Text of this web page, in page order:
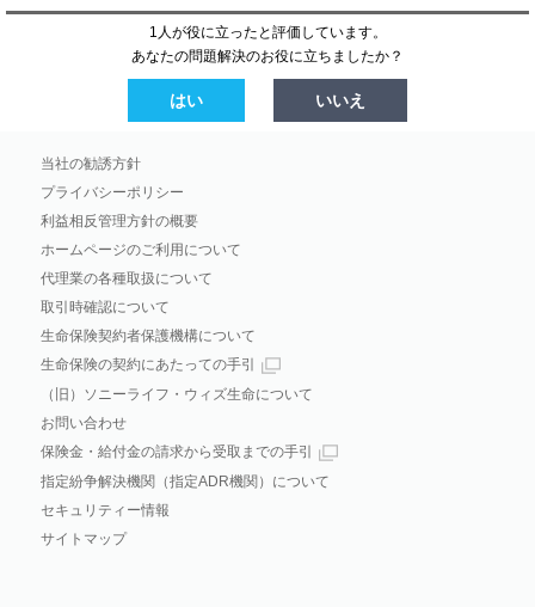
1人が役に立ったと評価しています。
あなたの問題解決のお役に立ちましたか？
はい いいえ
当社の勧誘方針
プライバシーポリシー
利益相反管理方針の概要
ホームページのご利用について
代理業の各種取扱について
取引時確認について
生命保険契約者保護機構について
生命保険の契約にあたっての手引
（旧）ソニーライフ・ウィズ生命について
お問い合わせ
保険金・給付金の請求から受取までの手引
指定紛争解決機関（指定ADR機関）について
セキュリティー情報
サイトマップ